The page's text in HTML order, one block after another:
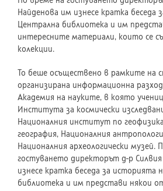
Найденова им изнесе кратка беседа
Централна библиотека и им
интересните материали, които се
колекции.
То беше осъществено в рамките на
организирана информационна
Академия на науките, в която
Института за космически
Националния институт по
география, Националния
Националния археологически музей.
гостуването директорът д-р
изнесе кратка беседа за историята
библиотека и им представи някои